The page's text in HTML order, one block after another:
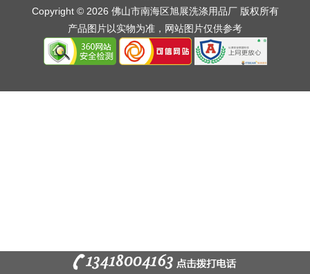
Copyright © 2026 佛山市南海区旭展洗涤用品厂 版权所有
产品图片以实物为准，网站图片仅供参考